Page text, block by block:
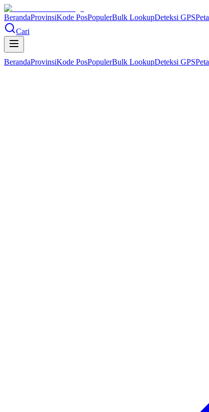
BerandaProvinsiKode PosPopulerBulk LookupDeteksi GPSPeta
Cari
BerandaProvinsiKode PosPopulerBulk LookupDeteksi GPSPeta